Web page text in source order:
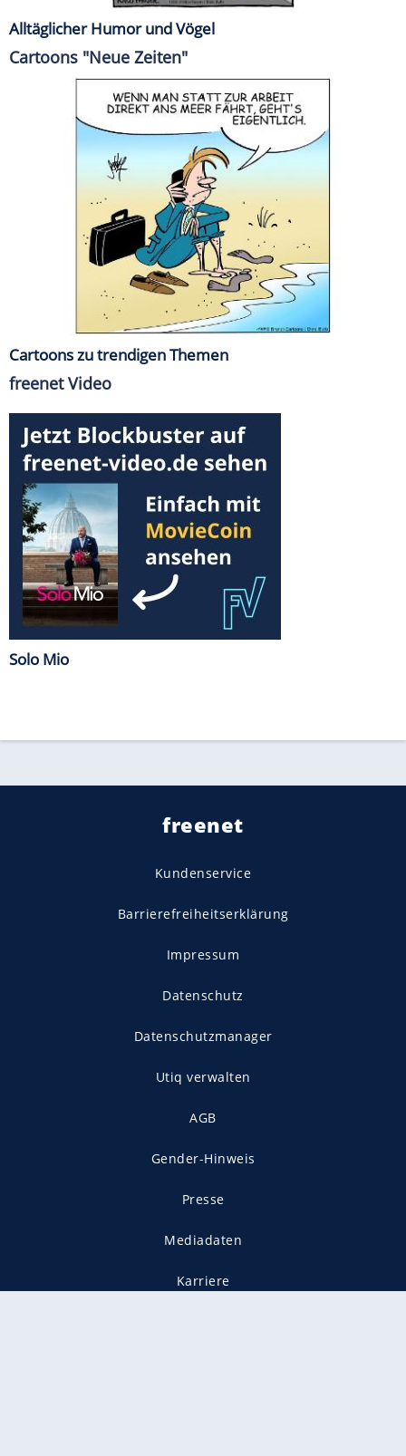
Alltäglicher Humor und Vögel
Cartoons "Neue Zeiten"
Cartoons zu trendigen Themen
freenet Video
Solo Mio
freenet
Kundenservice
Barrierefreiheitserklärung
Impressum
Datenschutz
Datenschutzmanager
Utiq verwalten
AGB
Gender-Hinweis
Presse
Mediadaten
Karriere